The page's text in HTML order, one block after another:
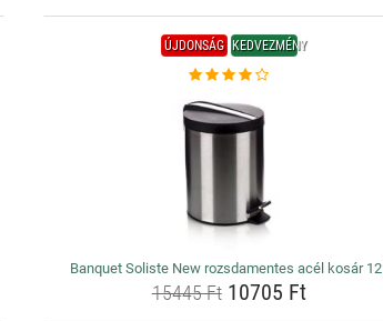
ÚJDONSÁG KEDVEZMÉNY
Banquet Soliste New rozsdamentes acél kosár 12 l
15445 Ft10705 Ft